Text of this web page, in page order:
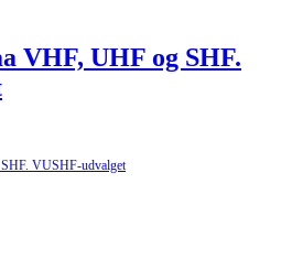
VHF, UHF og SHF.